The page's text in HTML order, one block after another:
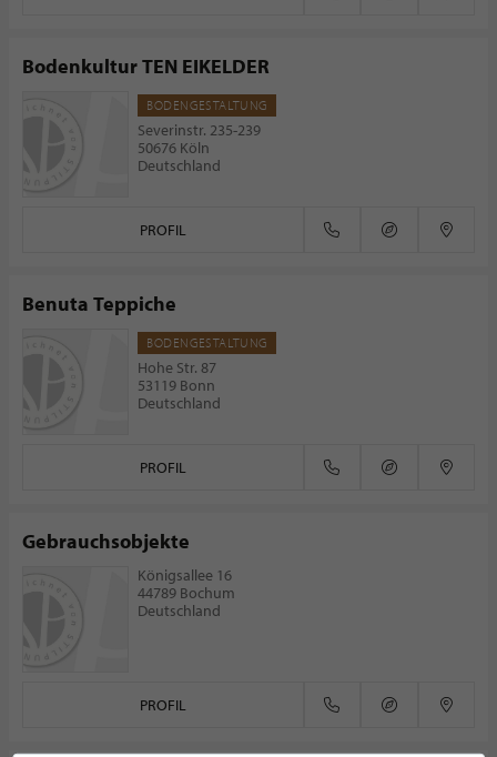
Bodenkultur TEN EIKELDER
BODENGESTALTUNG
Severinstr. 235-239
50676 Köln
Deutschland
PROFIL
Benuta Teppiche
BODENGESTALTUNG
Hohe Str. 87
53119 Bonn
Deutschland
PROFIL
Gebrauchsobjekte
Königsallee 16
44789 Bochum
Deutschland
PROFIL